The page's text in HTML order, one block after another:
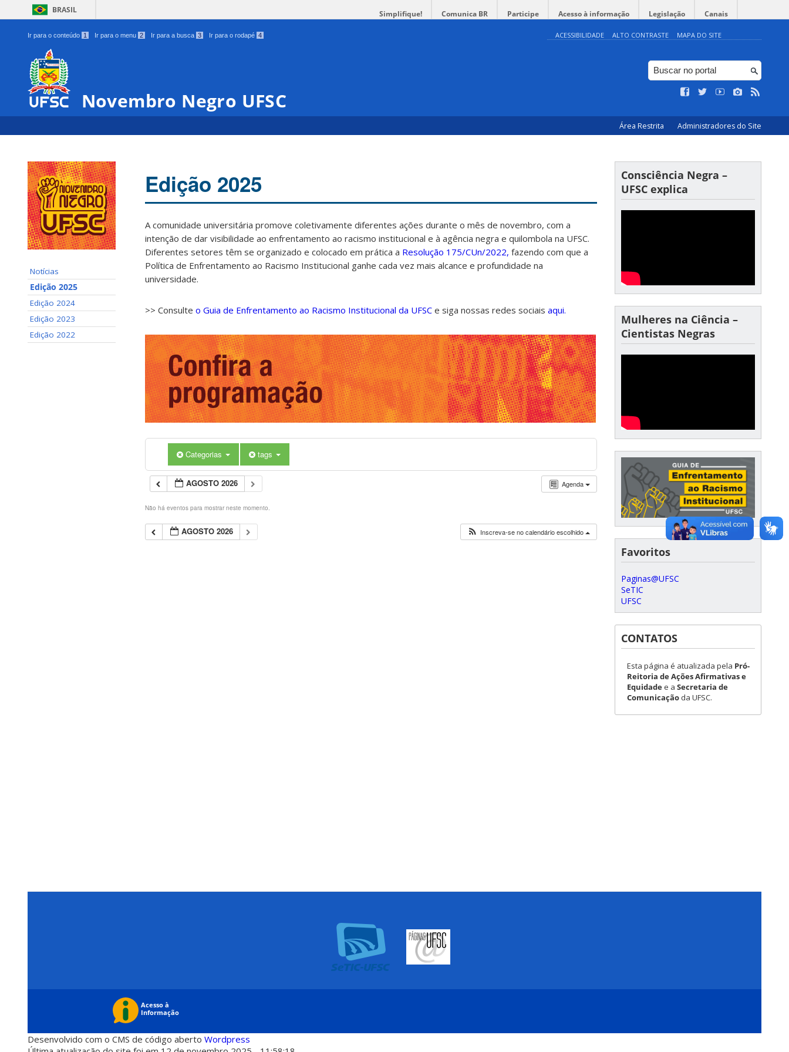
BRASIL Simplifique! Comunica BR Participe Acesso à informação Legislação Canais
Ir para o conteúdo 1 Ir para o menu 2 Ir para a busca 3 Ir para o rodapé 4 ACESSIBILIDADE ALTO CONTRASTE MAPA DO SITE
Novembro Negro UFSC
Área Restrita Administradores do Site
Notícias
Edição 2025
Edição 2024
Edição 2023
Edição 2022
Edição 2025
A comunidade universitária promove coletivamente diferentes ações durante o mês de novembro, com a
intenção de dar visibilidade ao enfrentamento ao racismo institucional e à agência negra e quilombola na UFSC.
Diferentes setores têm se organizado e colocado em prática a Resolução 175/CUn/2022, fazendo com que a
Política de Enfrentamento ao Racismo Institucional ganhe cada vez mais alcance e profundidade na
universidade.
>> Consulte o Guia de Enfrentamento ao Racismo Institucional da UFSC e siga nossas redes sociais aqui.
Categorias tags
Agenda
AGOSTO 2026
Não há eventos para mostrar neste momento.
AGOSTO 2026 Inscreva-se no calendário escolhido
Consciência Negra –
UFSC explica
Mulheres na Ciência –
Cientistas Negras
Favoritos
Paginas@UFSC
SeTIC
UFSC
CONTATOS
Esta página é atualizada pela Pró-
Reitoria de Ações Afirmativas e
Equidadee a Secretaria de
Comunicação da UFSC.
Desenvolvido com o CMS de código aberto Wordpress